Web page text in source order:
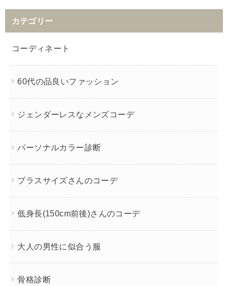
カテゴリー
コーディネート
60代の品良いファッション
ジェンダーレスなメンズコーデ
パーソナルカラー診断
プラスサイズさんのコーデ
低身長(150cm前後)さんのコーデ
大人の男性に似合う服
骨格診断